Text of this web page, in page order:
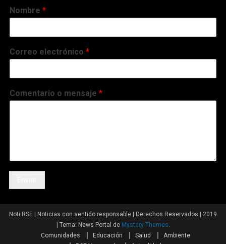
Nombre*
Correo electrónico*
Comentario o mensaje*
Noti RSE | Noticias con sentido responsable | Derechos Reservados | 2019
Tema: News Portal de Mystery Themes.
Comunidades
Educación Salud
Ambiente